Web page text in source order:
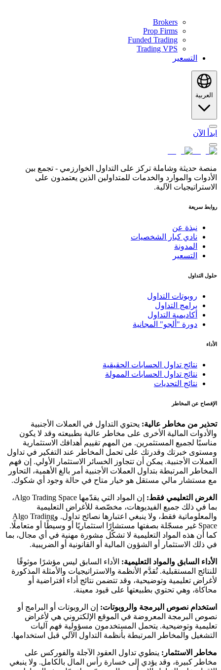
Brokers
Prop Firms
Funded Trading
Trading VPS
التسعير
العربية
ابدأ الآن
منصة حديثة وشاملة تركز على التداول الخوارزمي - تجمع بين
الأدوات والموارد والخدمات للمتداولين الذين يعتمدون على
الاستراتيجيات الآلية.
روابط سريعة
نبذة عن
نادي كبار الشخصيات
المدونة
التسعير
حلول التداول
روبوتات التداول
برامج التداول
أكاديمية التداول
دورة "ألجو" المجانية
الأداء
نتائج تداول الحسابات الحقيقية
نتائج تداول الحسابات الممولة
نتائج التحديات
الإفصاح عن المخاطر
تحذير من مخاطر عالية: يحتوي التداول في العملات الأجنبية
والأدوات المالية الأخرى على مخاطر عالية بطبيعته وقد لا يكون
مناسبًا لجميع المستثمرين. من المهم تقييم أهدافك الاستثمارية
ومستوى خبرتك وقدرتك على تحمل المخاطر عند التفكير في تداول
العملات الأجنبية. يمكن أن تتجاوز الخسائر الاستثمار الأولي. إن فهم
المخاطر المرتبطة بتداول العملات الأجنبية أمر بالغ الأهمية، التحاور
مع مستشار مالي مستقل هو خيار متاح في حالة وجود أي شكوك.
الغرض التعليمي فقط:
إن المواد التي يقدّمها Algo Trading Space،
بما في ذلك جميع الفيديوهات، مخصّصة للأغراض التعليمية
والمعلوماتية فقط، ولا ينبغي اعتبارها نصائح تداول. وAlgo Trading
Space غير مسجّلة بصفتها مستشارًا استثماريًا أو وسيطًا أو متعاملًا.
كما أن هذه المواد التعليمية لا تشكّل مشورة مهنية في أي مجال، بما
في ذلك الاستثمار أو الشؤون المالية أو القانونية أو الضريبية.
الأداء السابق والمواد التعليمية: الأداء السابق ليس مؤشرًا موثوقًا
للنتائج المستقبلية. تُقدَّم الأنظمة والاستراتيجيات والأمثلة المذكورة
لأغراض تعليمية وتوضيحية، وقد تتضمن نتائج أداء افتراضية أو
محاكاة، وهي تحتوي بطبيعتها على قيود معينة.
استخدام نصوص البرمجة والروبوتات: إن الروبوتات أو البرامج أو
نصوص البرمجة المعروضة في الموقع الإلكتروني هي لأغراض
تعليمية وتوضيحية. يتحمل المستخدمون مسؤولية فهم آليات
التشغيل والمخاطر المرتبطة بأنظمة التداول الآلي قبل استخدامها.
مخاطر الاستثمار: ينطوي تداول العقود الآجلة والفوركس على
مخاطر كبيرة، وقد يؤدي إلى خسارة رأس المال بالكامل. ولا ينبغي